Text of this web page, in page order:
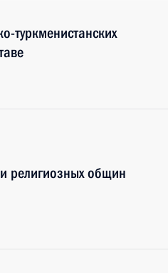
туркменистанских
религиозных общин